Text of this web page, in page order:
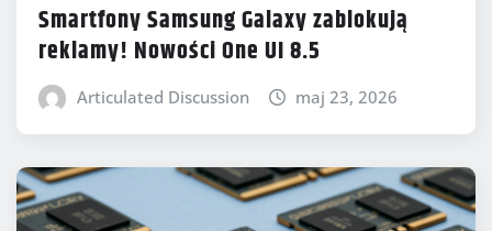
Smartfony Samsung Galaxy zablokują
reklamy! Nowości One UI 8.5
Articulated Discussion maj 23, 2026